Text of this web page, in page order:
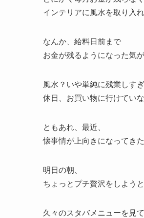
インテリアに風水を取り入
なんか、給料日前まで
お金が残るようになった気
風水？いや単純に残業しす
休日、お買い物に行けてい
ともあれ、最近、
懐事情が上向きになってき
明日の朝、
ちょっとプチ贅沢をしよう
久々のスタバメニューを見